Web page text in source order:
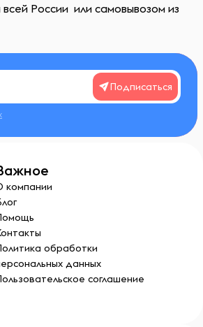
России или самовывозом из
Подписаться
компании
обработки
данных
соглашение